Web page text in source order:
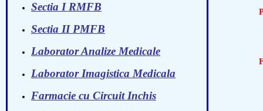
Sectia I RMFB
Sectia II PMFB
Laborator Analize Medicale
Laborator Imagistica Medicala
Farmacie cu Circuit Inchis